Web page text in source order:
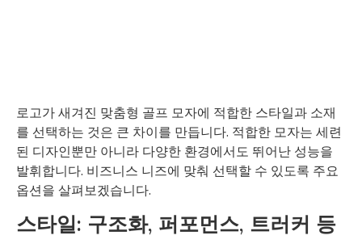
로고가 새겨진 맞춤형 골프 모자에 적합한 스타일과 소재
를 선택하는 것은 큰 차이를 만듭니다. 적합한 모자는 세련
된 디자인뿐만 아니라 다양한 환경에서도 뛰어난 성능을
발휘합니다. 비즈니스 니즈에 맞춰 선택할 수 있도록 주요
옵션을 살펴보겠습니다.
스타일: 구조화, 퍼포먼스, 트러커 등